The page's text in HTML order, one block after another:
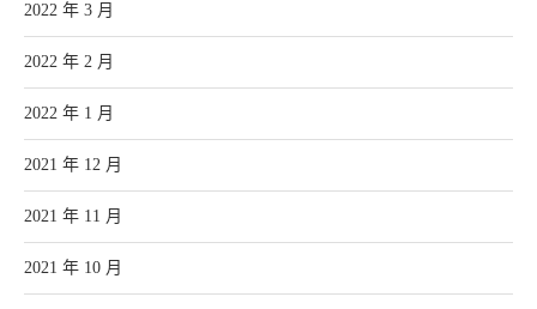
2022 年 3 月
2022 年 2 月
2022 年 1 月
2021 年 12 月
2021 年 11 月
2021 年 10 月